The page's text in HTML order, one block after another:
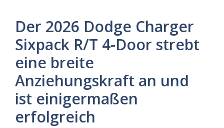
Der 2026 Dodge Charger
Sixpack R/T 4-Door strebt
eine breite
Anziehungskraft an und
ist einigermaßen
erfolgreich